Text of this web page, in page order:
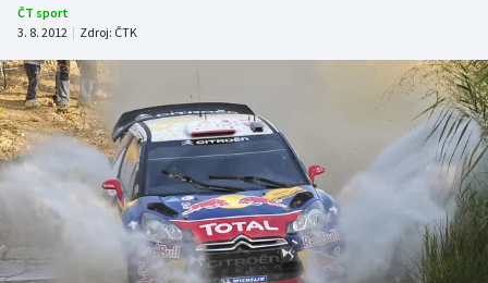
Tenis
Atletika
Cyklistika
DALŠÍ SPORTY
Americký fotbal
Baseball a softbal
NEPŘEHLÉDNĚTE
Soutěže
ČT sport
3. 8. 2012 | Zdroj: ČTK